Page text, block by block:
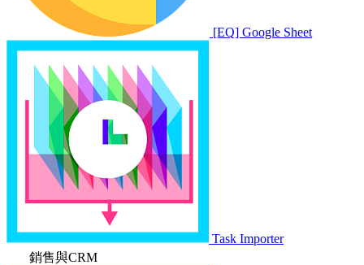
[EQ] Google Sheet
Task Importer
銷售與CRM